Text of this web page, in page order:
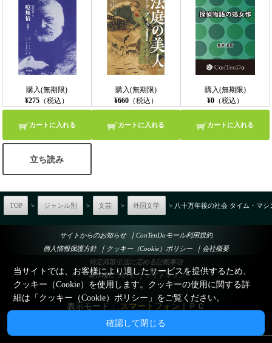
購入(無期限)
¥275 （税込）
カートに入れる
立ち読み
購入(無期限)
¥660（税込）
カートに入れる
購入(無期限)
¥0（税込）
カートに入れる
TOP > ジャンル別 > 文芸 > 外国文学 > 八十万年後の社会 タイム・マシ
サイトからのお知らせ ｜ ConTenDoモール利用規約
個人情報保護方針
｜ クッキー（Cookie）ポリシー ｜ 会社概要
特定商取引法に定める記載事項
著作権について ｜サイトマップ
表示モード： スマートフォン ＰＣ
© Esperant System Co., Ltd.
当サイトでは、お客様により適したサービスを提供するため、
クッキー（Cookie）を使用します。クッキーの使用に関する詳
細は「クッキー（Cookie）ポリシー 」をご覧ください。
確認して閉じる